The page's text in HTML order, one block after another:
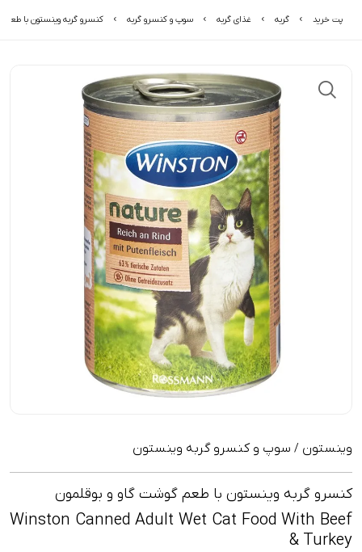
پت خرید گربه غذای گربه سوپ و کنسرو گربه کنسرو گربه وینستون با طعم
وینستون / سوپ و کنسرو گربه وینستون
کنسرو گربه وینستون با طعم گوشت گاو و بوقلمون
Winston Canned Adult Wet Cat Food With Beef
& Turkey